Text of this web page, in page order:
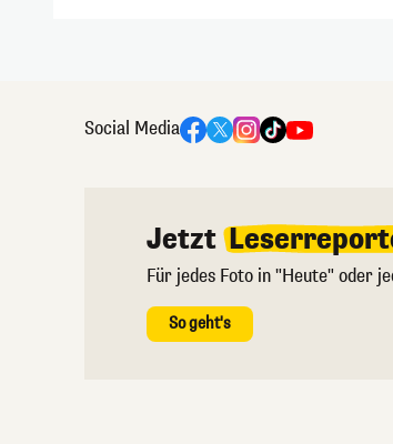
Social Media
Jetzt
Für jedes Foto in "Heute" oder
So geht's